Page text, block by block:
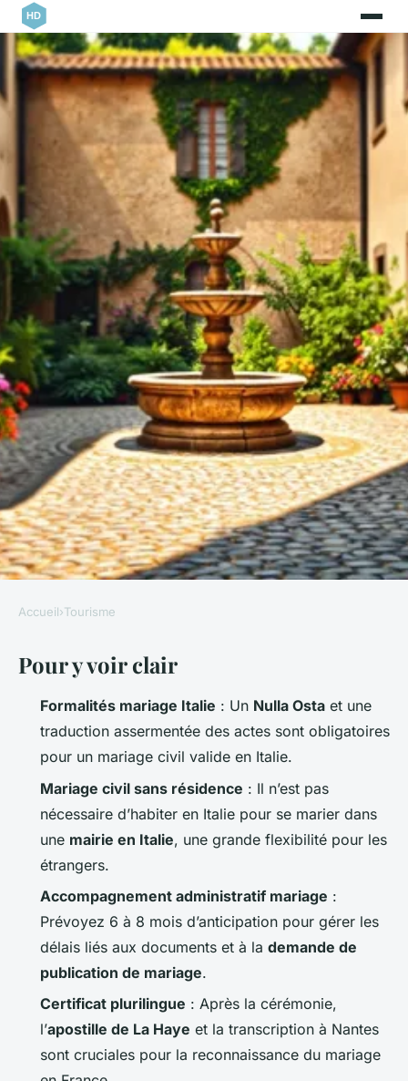
10 conseils pour assurer un
mariage civil italien réussi
Éléanore•14/04/2026 08:09•10 min de lecture
Accueil›Tourisme
Pour y voir clair
Formalités mariage Italie : Un Nulla Osta et une
traduction assermentée des actes sont obligatoires
pour un mariage civil valide en Italie.
Mariage civil sans résidence : Il n’est pas
nécessaire d’habiter en Italie pour se marier dans
une mairie en Italie, une grande flexibilité pour les
étrangers.
Accompagnement administratif mariage :
Prévoyez 6 à 8 mois d’anticipation pour gérer les
délais liés aux documents et à la demande de
publication de mariage.
Certificat plurilingue : Après la cérémonie,
l’apostille de La Haye et la transcription à Nantes
sont cruciales pour la reconnaissance du mariage